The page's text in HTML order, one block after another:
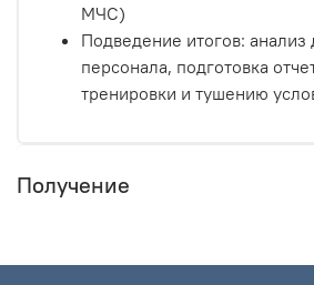
МЧС)
Подведение итогов: анализ
персонала, подготовка
тренировки и тушению
Получение